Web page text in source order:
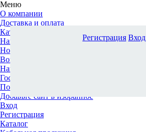
Меню
О компании
Доставка и оплата
Каталог
Наши офисы
Новости и новинки
Вопрос-ответ
Наша команда
Гос. заказчикам
Поставщикам
Добавьте сайт в избранное
Вход
Регистрация
Каталог
Регистрация Вход